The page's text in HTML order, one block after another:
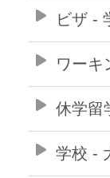
ビザ -
ワーキ
休学留
学校 -